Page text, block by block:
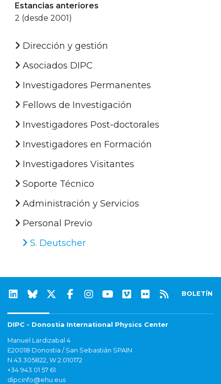
Estancias anteriores
2 (desde 2001)
Dirección y gestión
Asociados DIPC
Investigadores Permanentes
Fellows de Investigación
Investigadores Post-doctorales
Investigadores en Formación
Investigadores Visitantes
Soporte Técnico
Administración y Servicios
Personal Previo
S. Deutscher
BOLETÍN
DIPC - Donostia International Physics Center
Manuel Lardizabal 4
E20018 Donostia / San Sebastián SPAIN
N 43.305822, W 2.010172
+34 943 01 57 61
dipcinfo@ehu.eus